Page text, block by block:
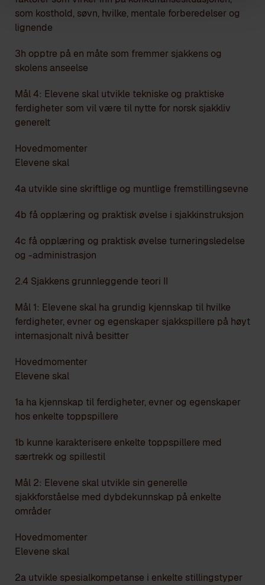
som kosthold, søvn, hvilke, mentale forberedelser og
lignende
3h opptre på en måte som fremmer sjakkens og
skolens anseelse
Mål 4: Elevene skal utvikle tekniske og praktiske
ferdigheter som vil være til nytte for norsk sjakkliv
generelt
Hovedmomenter
Elevene skal
4a utvikle sine skriftlige og muntlige fremstillingsevne
4b få opplæring og praktisk øvelse i sjakkinstruksjon
4c få opplæring og praktisk øvelse turneringsledelse
og -administrasjon
2.4 Sjakkens grunnleggende teori II
Mål 1: Elevene skal ha grundig kjennskap til hvilke
ferdigheter, evner og egenskaper sjakkspillere på høyt
internasjonalt nivå besitter
Hovedmomenter
Elevene skal
1a ha kjennskap til ferdigheter, evner og egenskaper
hos enkelte toppspillere
1b kunne karakterisere enkelte toppspillere med
særtrekk og spillestil
Mål 2: Elevene skal utvikle sin generelle
sjakkforståelse med dybdekunnskap på enkelte
områder
Hovedmomenter
Elevene skal
2a utvikle spesialkompetanse i enkelte stillingstyper